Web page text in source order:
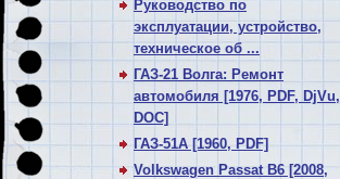
Руководство по
эксплуатации, устройство,
техническое об ...
ГАЗ-21 Волга: Ремонт
автомобиля [1976, PDF, DjVu,
DOC]
ГАЗ-51А [1960, PDF]
Volkswagen Passat В6 [2008,